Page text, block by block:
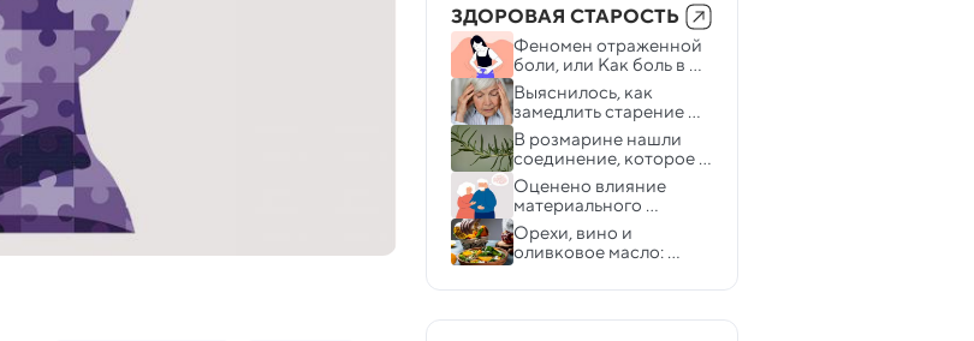
ЗДОРОВАЯ СТАРОСТЬ
Феномен отраженной
боли, или Как боль в
сердце не перепутать с
гастритом
Выяснилось, как
замедлить старение
мозга
В розмарине нашли
соединение, которое
может помочь с
болезнью Альцгеймера
Оценено влияние
материального
достатка на старение
мозга
Орехи, вино и
оливковое масло:
спасти вашу память